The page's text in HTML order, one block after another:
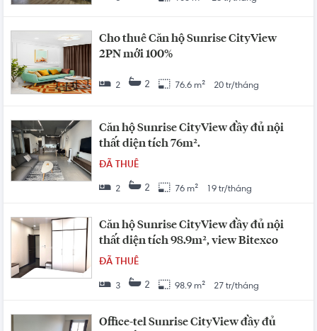
Cho thuê Căn hộ Sunrise CityView
2PN mới 100%
2 2 76.6 m² 20 tr/tháng
Căn hộ Sunrise CityView đầy đủ nội
thất diện tích 76m².
ĐÃ THUÊ
2 2 76 m² 19 tr/tháng
Căn hộ Sunrise CityView đầy đủ nội
thất diện tích 98.9m², view Bitexco
ĐÃ THUÊ
3 2 98.9 m² 27 tr/tháng
Office-tel Sunrise CityView đầy đủ